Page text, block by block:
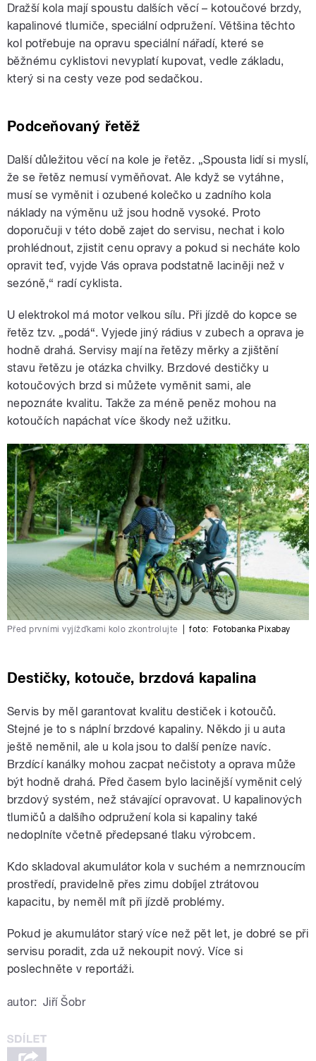
Dražší kola mají spoustu dalších věcí – kotoučové brzdy,
kapalinové tlumiče, speciální odpružení. Většina těchto
kol potřebuje na opravu speciální nářadí, které se
běžnému cyklistovi nevyplatí kupovat, vedle základu,
který si na cesty veze pod sedačkou.
Podceňovaný řetěž
Další důležitou věcí na kole je řetěz. „Spousta lidí si myslí,
že se řetěz nemusí vyměňovat. Ale když se vytáhne,
musí se vyměnit i ozubené kolečko u zadního kola
náklady na výměnu už jsou hodně vysoké. Proto
doporučuji v této době zajet do servisu, nechat i kolo
prohlédnout, zjistit cenu opravy a pokud si necháte kolo
opravit teď, vyjde Vás oprava podstatně laciněji než v
sezóně,“ radí cyklista.
U elektrokol má motor velkou sílu. Při jízdě do kopce se
řetěz tzv. „podá“. Vyjede jiný rádius v zubech a oprava je
hodně drahá. Servisy mají na řetězy měrky a zjištění
stavu řetězu je otázka chvilky. Brzdové destičky u
kotoučových brzd si můžete vyměnit sami, ale
nepoznáte kvalitu. Takže za méně peněz mohou na
kotoučích napáchat více škody než užitku.
Před prvními vyjížďkami kolo zkontrolujte foto: Fotobanka Pixabay
Destičky, kotouče, brzdová kapalina
Servis by měl garantovat kvalitu destiček i kotoučů.
Stejné je to s náplní brzdové kapaliny. Někdo ji u auta
ještě neměnil, ale u kola jsou to další peníze navíc.
Brzdící kanálky mohou zacpat nečistoty a oprava může
být hodně drahá. Před časem bylo lacinější vyměnit celý
brzdový systém, než stávající opravovat. U kapalinových
tlumičů a dalšího odpružení kola si kapaliny také
nedoplníte včetně předepsané tlaku výrobcem.
Kdo skladoval akumulátor kola v suchém a nemrznoucím
prostředí, pravidelně přes zimu dobíjel ztrátovou
kapacitu, by neměl mít při jízdě problémy.
Pokud je akumulátor starý více než pět let, je dobré se při
servisu poradit, zda už nekoupit nový. Více si
poslechněte v reportáži.
autor: Jiří Šobr